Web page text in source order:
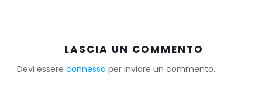
LASCIA UN COMMENTO
Devi essere connesso per inviare un commento.